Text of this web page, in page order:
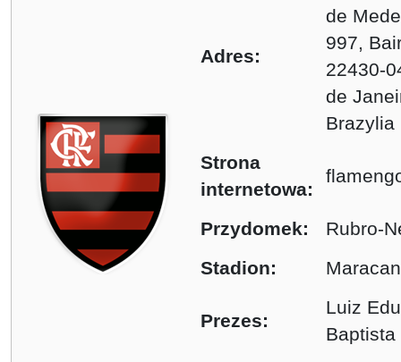
Adres:
de
997,
22430-
de
Brazylia
Strona
internetowa:
Przydomek:
Rubro-
Stadion:
Prezes:
Luiz
Baptista